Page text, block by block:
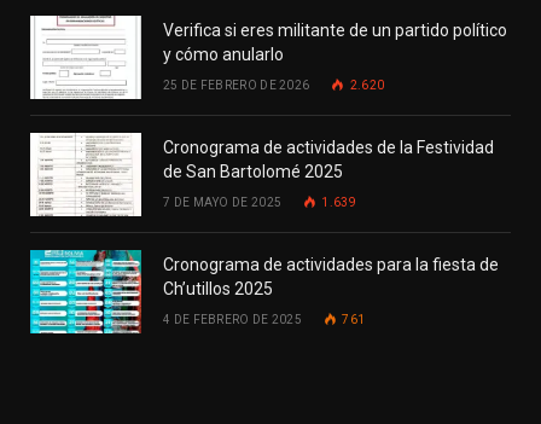
Verifica si eres militante de un partido político
y cómo anularlo
25 DE FEBRERO DE 2026 2.620
Cronograma de actividades de la Festividad
de San Bartolomé 2025
7 DE MAYO DE 2025 1.639
Cronograma de actividades para la fiesta de
Ch’utillos 2025
4 DE FEBRERO DE 2025 761